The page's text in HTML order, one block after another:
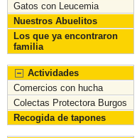
Gatos con Leucemia
Nuestros Abuelitos
Los que ya encontraron
familia
Actividades
Comercios con hucha
Colectas Protectora Burgos
Recogida de tapones